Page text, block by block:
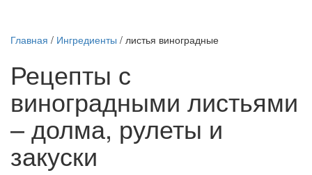
Главная / Ингредиенты / листья виноградные
Рецепты с
виноградными листьями
– долма, рулеты и
закуски